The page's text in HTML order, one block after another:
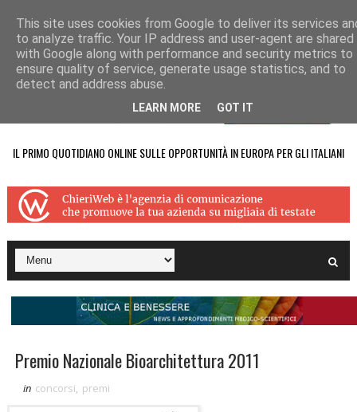
IL PRIMO QUOTIDIANO ONLINE SULLE OPPORTUNITÀ IN EUROPA PER GLI ITALIANI
Premio Nazionale Bioarchitettura 2011
in concorsi premi
This site uses cookies from Google to deliver its services
to analyze traffic. Your IP address and user-agent are shared
with Google along with performance and security metrics to
ensure quality of service, generate usage statistics, and to
detect and address abuse.
LEARN MORE GOT IT